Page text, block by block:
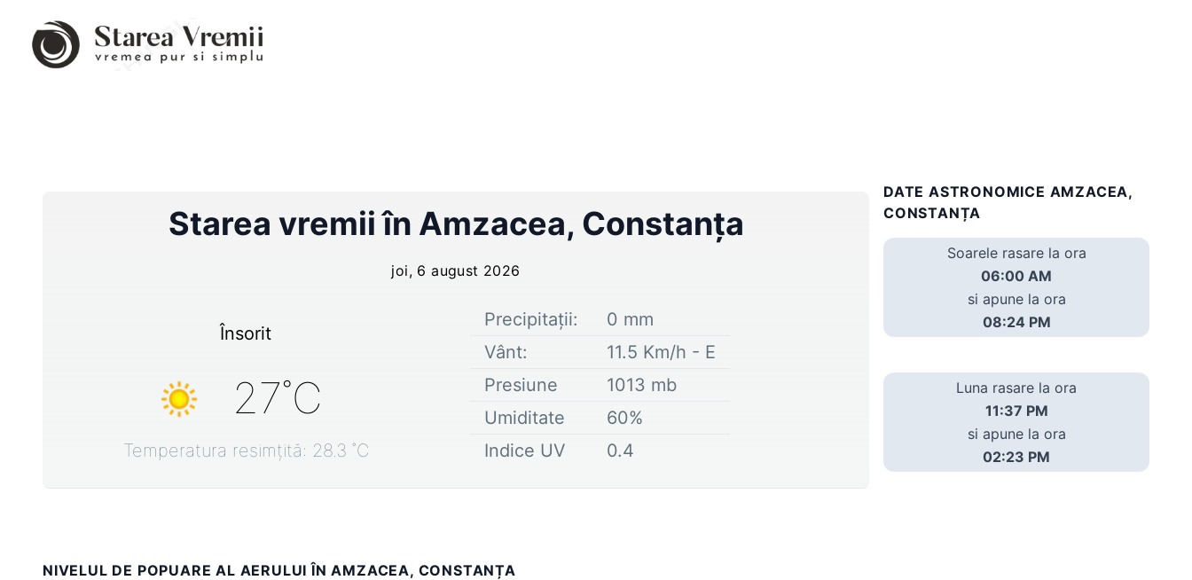
Starea vremii în Amzacea, Constanța
joi, 6 august 2026
Însorit
27˚C
Temperatura resimțită: 28.3 ˚C
Precipitații: 0 mm
Vânt:
11.5 Km/h - E
Presiune
1013 mb
Umiditate
60%
Indice UV
0.4
NIVELUL DE POPUARE AL AERULUI ÎN AMZACEA, CONSTANȚA
DATE ASTRONOMICE AMZACEA,
CONSTANȚA
Soarele rasare la ora
06:00 AM
si apune la ora
08:24 PM
Luna rasare la ora
11:37 PM
si apune la ora
02:23 PM